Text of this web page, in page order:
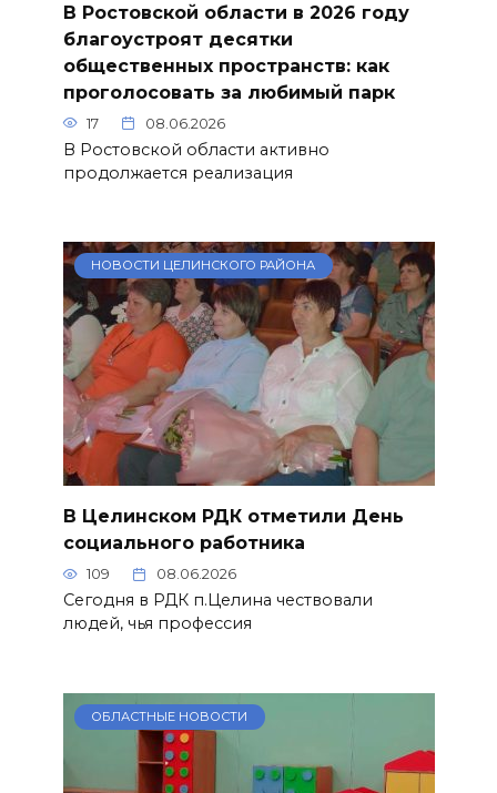
В Ростовской области в 2026 году
благоустроят десятки
общественных пространств: как
проголосовать за любимый парк
17 08.06.2026
В Ростовской области активно
продолжается реализация
НОВОСТИ ЦЕЛИНСКОГО РАЙОНА
В Целинском РДК отметили День
социального работника
109 08.06.2026
Сегодня в РДК п.Целина чествовали
людей, чья профессия
ОБЛАСТНЫЕ НОВОСТИ